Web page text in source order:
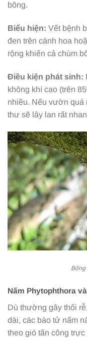
bông.
Biểu hiện: Vết bệnh
đen trên cánh hoa
rộng khiến cả chùm
Điều kiện phát sinh:
không khí cao (trên
nhiều. Nếu vườn quá
thư sẽ lây lan rất
Nấm Phytophthora
Dù thường gây thối
dài, các bào tử nấm
theo gió tấn công